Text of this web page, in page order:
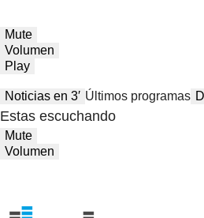
Mute
Volumen
Play
Noticias en 3′ Últimos programas
Estas escuchando
Mute
Volumen